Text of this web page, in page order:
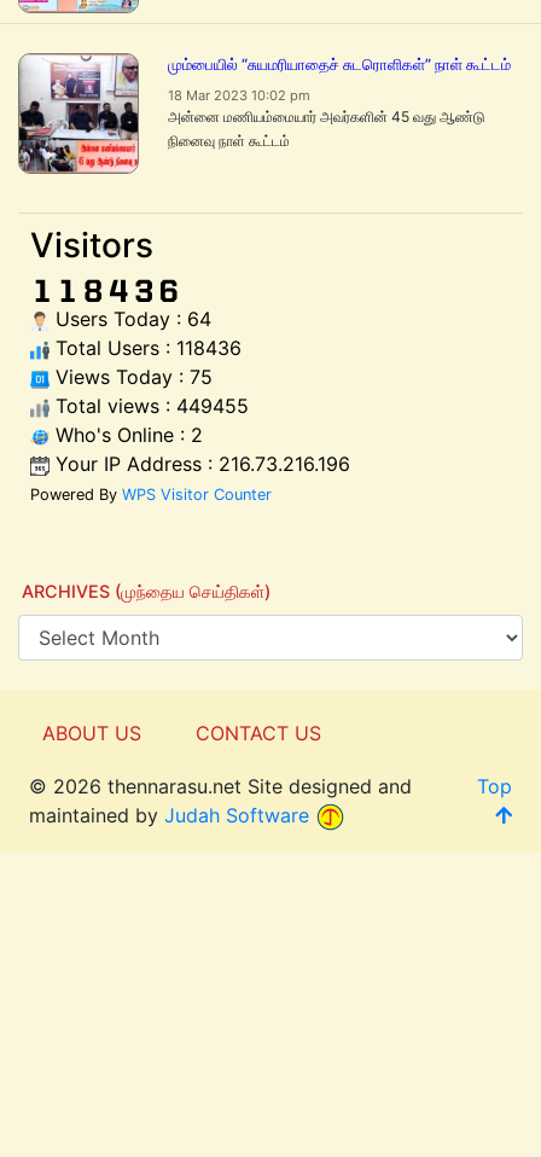
மும்பையில் “சுயமரியாதைச் சுடரொளிகள்” நாள் கூட்டம்
18 Mar 2023 10:02 pm
அன்னை மணியம்மையார் அவர்களின் 45 வது ஆண்டு
நினைவு நாள் கூட்டம்
Visitors
Users Today : 64
Total Users : 118436
Views Today : 75
Total views : 449455
Who's Online : 2
Your IP Address : 216.73.216.196
Powered By WPS Visitor Counter
ARCHIVES (முந்தைய செய்திகள்)
ABOUT US CONTACT US
© 2026 thennarasu.net Site designed and
maintained by Judah Software
Top